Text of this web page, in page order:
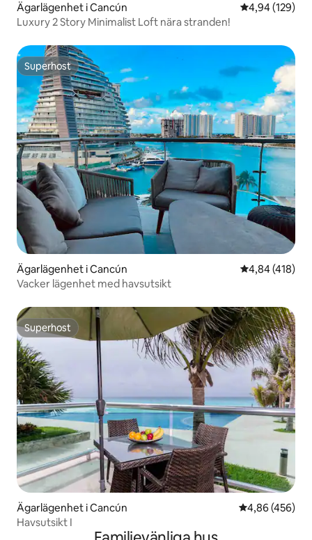
Ägarlägenhet i Cancún 4,94 av 5 i
4,94 (129)
Luxury 2 Story Minimalist Loft nära stranden!
Superhost
Superhost
Ägarlägenhet i Cancún 4,84 av 5 i
4,84 (418)
Vacker lägenhet med havsutsikt
Superhost
Superhost
Ägarlägenhet i Cancún 4,86 av 5 i
4,86 (456)
Havsutsikt I